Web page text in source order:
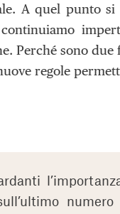
A quel punto
Perché sono due
regole